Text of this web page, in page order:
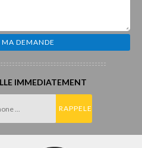
IMMEDIATEMENT